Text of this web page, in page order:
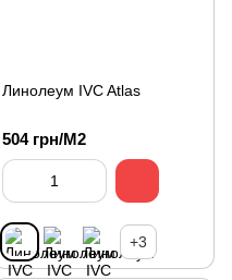
Линолеум IVC Atlas
504 грн/М2
+3